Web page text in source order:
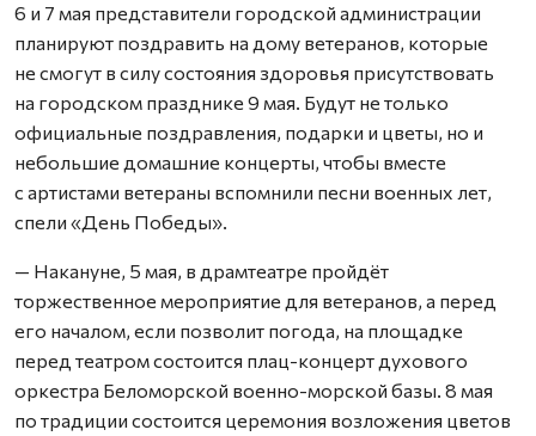
6 и 7 мая представители городской администрации
планируют поздравить на дому ветеранов, которые
не смогут в силу состояния здоровья присутствовать
на городском празднике 9 мая. Будут не только
официальные поздравления, подарки и цветы, но и
небольшие домашние концерты, чтобы вместе
с артистами ветераны вспомнили песни военных лет,
спели «День Победы».
— Накануне, 5 мая, в драмтеатре пройдёт
торжественное мероприятие для ветеранов, а перед
его началом, если позволит погода, на площадке
перед театром состоится плац-концерт духового
оркестра Беломорской военно-морской базы. 8 мая
по традиции состоится церемония возложения цветов